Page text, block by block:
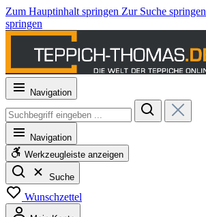
Zum Hauptinhalt springen Zur Suche springen
springen
Navigation
Navigation
Werkzeugleiste anzeigen
Suche
Wunschzettel